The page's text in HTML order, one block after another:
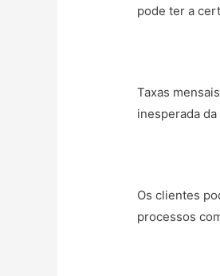
pode ter a
Taxas
inesperada
Os clientes
processos